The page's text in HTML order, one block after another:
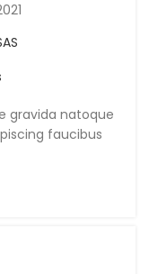
gravida natoque
faucibus